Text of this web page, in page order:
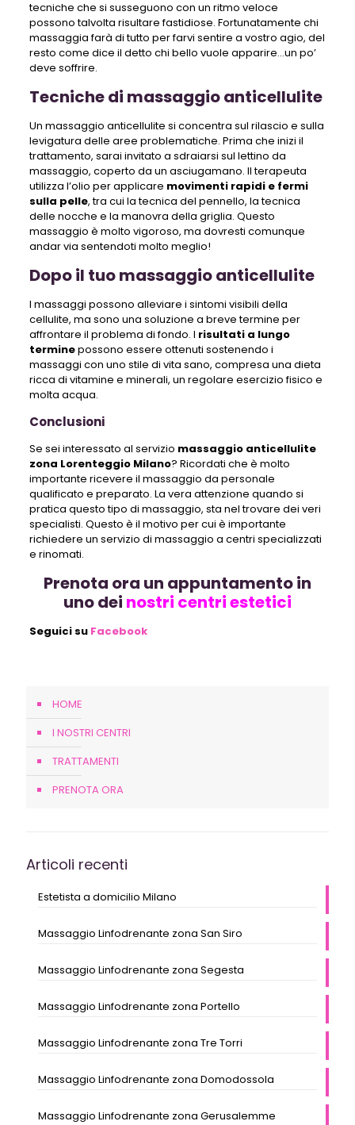
tecniche che si susseguono con un ritmo veloce
possono talvolta risultare fastidiose. Fortunatamente chi
massaggia farà di tutto per farvi sentire a vostro agio, del
resto come dice il detto chi bello vuole apparire…un po’
deve soffrire.
Tecniche di massaggio anticellulite
Un massaggio anticellulite si concentra sul rilascio e sulla
levigatura delle aree problematiche. Prima che inizi il
trattamento, sarai invitato a sdraiarsi sul lettino da
massaggio, coperto da un asciugamano. Il terapeuta
utilizza l’olio per applicare movimenti rapidi e fermi
sulla pelle, tra cui la tecnica del pennello, la tecnica
delle nocche e la manovra della griglia. Questo
massaggio è molto vigoroso, ma dovresti comunque
andar via sentendoti molto meglio!
Dopo il tuo massaggio anticellulite
I massaggi possono alleviare i sintomi visibili della
cellulite, ma sono una soluzione a breve termine per
affrontare il problema di fondo. I risultati a lungo
terminepossono essere ottenuti sostenendo i
massaggi con uno stile di vita sano, compresa una dieta
ricca di vitamine e minerali, un regolare esercizio fisico e
molta acqua.
Conclusioni
Se sei interessato al servizio massaggio anticellulite
zona Lorenteggio Milano? Ricordati che è molto
importante ricevere il massaggio da personale
qualificato e preparato. La vera attenzione quando si
pratica questo tipo di massaggio, sta nel trovare dei veri
specialisti. Questo è il motivo per cui è importante
richiedere un servizio di massaggio a centri specializzati
e rinomati.
Prenota ora un appuntamento in
uno dei nostri centri estetici
Seguici su Facebook
HOME
I NOSTRI CENTRI
TRATTAMENTI
PRENOTA ORA
Articoli recenti
Estetista a domicilio Milano
Massaggio Linfodrenante zona San Siro
Massaggio Linfodrenante zona Segesta
Massaggio Linfodrenante zona Portello
Massaggio Linfodrenante zona Tre Torri
Massaggio Linfodrenante zona Domodossola
Massaggio Linfodrenante zona Gerusalemme